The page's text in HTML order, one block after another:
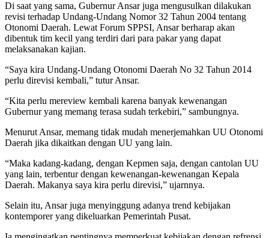
Di saat yang sama, Gubernur Ansar juga mengusulkan dilakukan
revisi terhadap Undang-Undang Nomor 32 Tahun 2004 tentang
Otonomi Daerah. Lewat Forum SPPSI, Ansar berharap akan
dibentuk tim kecil yang terdiri dari para pakar yang dapat
melaksanakan kajian.
“Saya kira Undang-Undang Otonomi Daerah No 32 Tahun 2014
perlu direvisi kembali,” tutur Ansar.
“Kita perlu mereview kembali karena banyak kewenangan
Gubernur yang memang terasa sudah terkebiri,” sambungnya.
Menurut Ansar, memang tidak mudah menerjemahkan UU Otonomi
Daerah jika dikaitkan dengan UU yang lain.
“Maka kadang-kadang, dengan Kepmen saja, dengan cantolan UU
yang lain, terbentur dengan kewenangan-kewenangan Kepala
Daerah. Makanya saya kira perlu direvisi,” ujarnnya.
Selain itu, Ansar juga menyinggung adanya trend kebijakan
kontemporer yang dikeluarkan Pemerintah Pusat.